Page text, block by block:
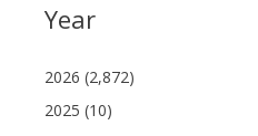
Year
2026 (2,872)
2025 (10)